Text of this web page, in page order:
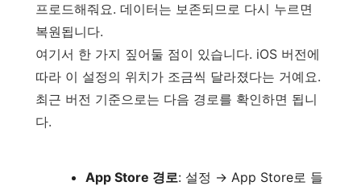
프로드해줘요. 데이터는 보존되므로 다시 누르면
복원됩니다.
여기서 한 가지 짚어둘 점이 있습니다. iOS 버전에
따라 이 설정의 위치가 조금씩 달라졌다는 거예요.
최근 버전 기준으로는 다음 경로를 확인하면 됩니
다.
App Store 경로: 설정 → App Store로 들